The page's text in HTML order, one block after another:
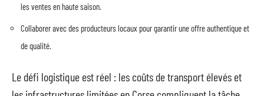
les ventes en haute saison.
Collaborer avec des producteurs locaux pour garantir une offre authentique et
de qualité.
Le défi logistique est réel : les coûts de transport élevés et